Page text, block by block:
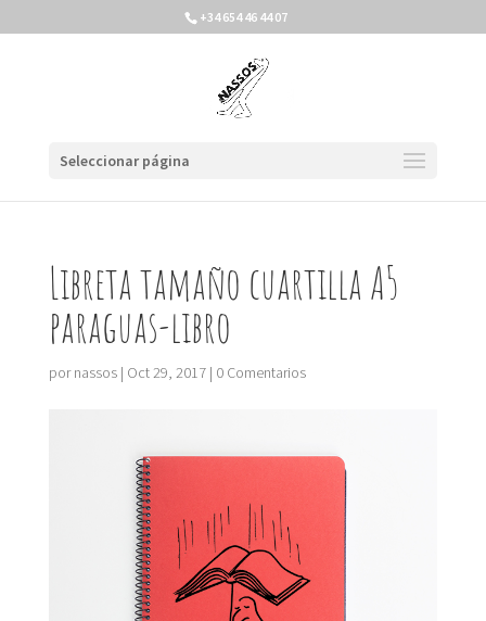
+34 654 46 44 07
Seleccionar página
Libreta tamaño cuartilla A5
paraguas-libro
pornassos| Oct 29, 2017| 0 Comentarios